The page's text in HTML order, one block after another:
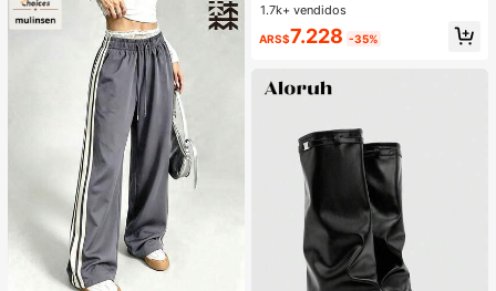
Regalo de Temporada
ortar carne, frutas y verduras, fácil
1.7k+ vendidos
ARS$7.228 -35%